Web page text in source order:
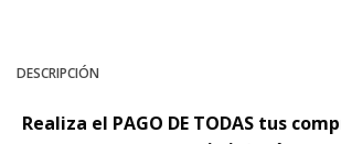
DESCRIPCIÓN
Realiza el PAGO DE TODAS tus